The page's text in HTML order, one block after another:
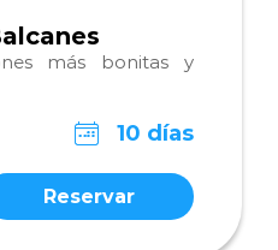
más bonitas y
10 días
Reservar